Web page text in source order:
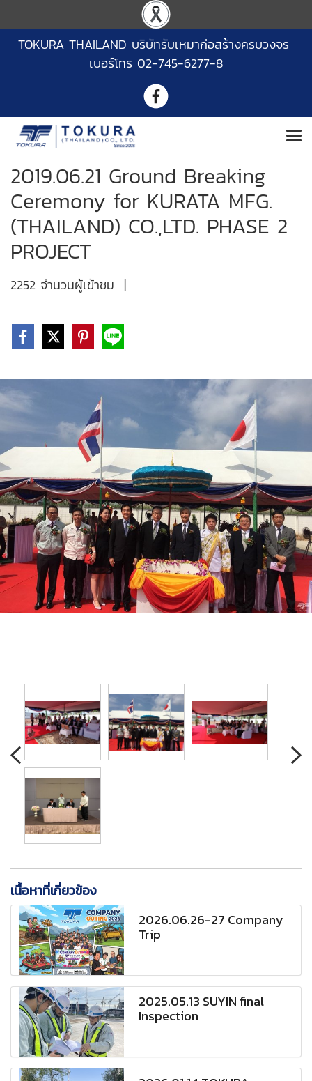
TOKURA THAILAND บริษัทรับเหมาก่อสร้างครบวงจร
เบอร์โทร 02-745-6277-8
2019.06.21 Ground Breaking
Ceremony for KURATA MFG.
(THAILAND) CO.,LTD. PHASE 2
PROJECT
2252 จำนวนผู้เข้าชม |
เนื้อหาที่เกี่ยวข้อง
2026.06.26-27 Company
Trip
2025.05.13 SUYIN final
Inspection